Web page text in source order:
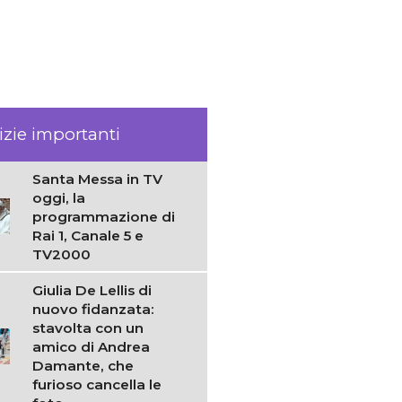
importanti
Santa Messa in TV
oggi, la
programmazione di
Rai 1, Canale 5 e
TV2000
Giulia De Lellis di
nuovo fidanzata:
stavolta con un
amico di Andrea
Damante, che
furioso cancella le